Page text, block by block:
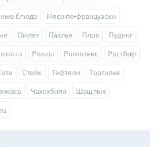
блюда Мясо по-французски
Омлет Паэлья Плов Пудинг
Роллы Ромштекс Ростбиф
Стейк Тефтели Тортилья
Чахохбили Шашлык